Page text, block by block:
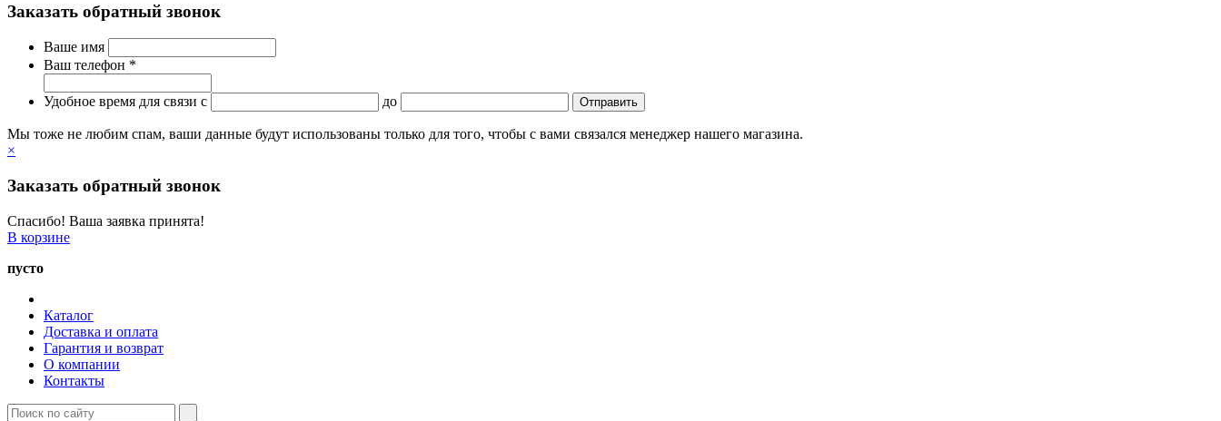
Заказать обратный звонок
Ваше имя
Ваш телефон *
Удобное время для связи c до
Мы тоже не любим спам, ваши данные будут использованы только для того, чтобы с вами связался менеджер нашего магазина.
×
Заказать обратный звонок
Спасибо! Ваша заявка принята!
В корзине
пусто
Каталог
Доставка и оплата
Гарантия и возврат
О компании
Контакты